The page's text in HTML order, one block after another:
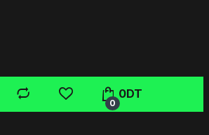
0
0DT